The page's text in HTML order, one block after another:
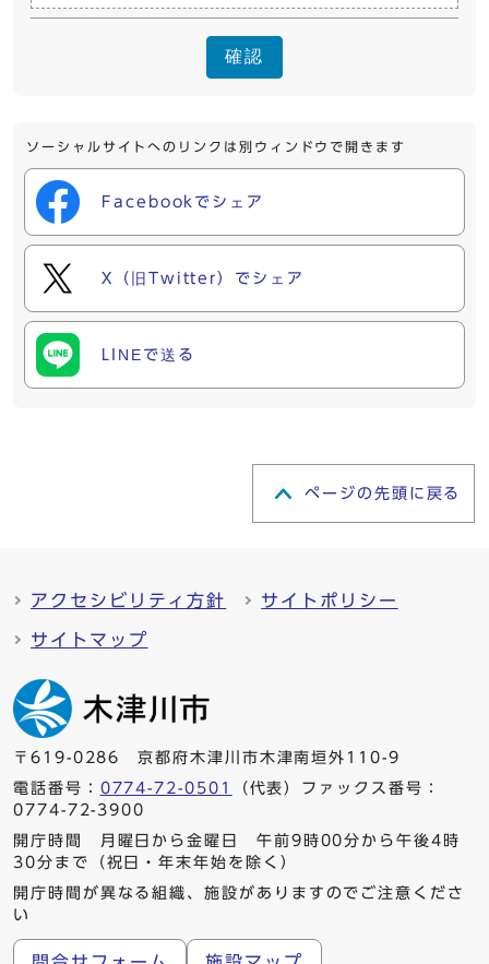
確認
ソーシャルサイトへのリンクは別ウィンドウで開きます
Facebookでシェア
X（旧Twitter）でシェア
LINEで送る
ページの先頭に戻る
アクセシビリティ方針 サイトポリシー
サイトマップ
〒619-0286 京都府木津川市木津南垣外110-9
電話番号： 0774-72-0501
（代表）ファックス番号：
0774-72-3900
開庁時間 月曜日から金曜日 午前9時00分から午後4時
30分まで（祝日・年末年始を除く）
開庁時間が異なる組織、施設がありますのでご注意くださ
い